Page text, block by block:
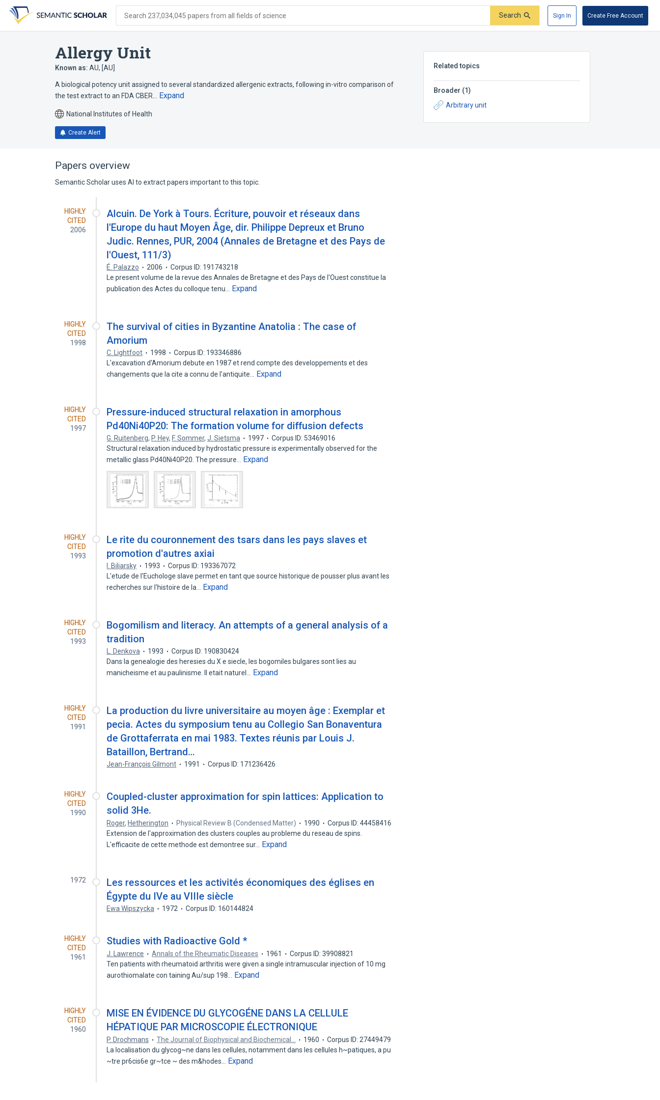
search
form
content
account
menu
Search 237,034,045 papers from all fields of science Search Sign In Create Free Account
Allergy Unit
Known as: AU, [AU]
A biological potency unit assigned to several standardized allergenic extracts, following in-vitro comparison of
the test extract to an FDA CBER…
Expand
National Institutes of Health
Create Alert
Related topics
Broader (1)
Arbitrary unit
Papers overview
Semantic Scholar uses AI to extract papers important to this topic.
HIGHLY
CITED
2006
Alcuin. De York à Tours. Écriture, pouvoir et réseaux dans
l'Europe du haut Moyen Âge, dir. Philippe Depreux et Bruno
Judic. Rennes, PUR, 2004 (Annales de Bretagne et des Pays de
l'Ouest, 111/3)
É. Palazzo 2006
Corpus ID: 191743218
Le present volume de la revue des Annales de Bretagne et des Pays de l'Ouest constitue la
publication des Actes du colloque tenu…
Expand
HIGHLY
CITED
1998
The survival of cities in Byzantine Anatolia : The case of
Amorium
C. Lightfoot 1998
Corpus ID: 193346886
L'excavation d'Amorium debute en 1987 et rend compte des developpements et des
changements que la cite a connu de l'antiquite…
Expand
HIGHLY
CITED
1997
Pressure-induced structural relaxation in amorphous
Pd40Ni40P20: The formation volume for diffusion defects
G. Ruitenberg, P. Hey, F. Sommer,J. Sietsma 1997
Corpus ID: 53469016
Structural relaxation induced by hydrostatic pressure is experimentally observed for the
metallic glass Pd40Ni40P20. The pressure…
Expand
HIGHLY
CITED
1993
Le rite du couronnement des tsars dans les pays slaves et
promotion d'autres axiai
I. Biliarsky 1993
Corpus ID: 193367072
L'etude de l'Euchologe slave permet en tant que source historique de pousser plus avant les
recherches sur l'histoire de la…
Expand
HIGHLY
CITED
1993
Bogomilism and literacy. An attempts of a general analysis of a
tradition
L. Denkova 1993
Corpus ID: 190830424
Dans la genealogie des heresies du X e siecle, les bogomiles bulgares sont lies au
manicheisme et au paulinisme. Il etait naturel…
Expand
HIGHLY
CITED
1991
La production du livre universitaire au moyen âge : Exemplar et
pecia. Actes du symposium tenu au Collegio San Bonaventura
de Grottaferrata en mai 1983. Textes réunis par Louis J.
Bataillon, Bertrand…
Jean-François Gilmont 1991 Corpus ID: 171236426
HIGHLY
CITED
1990
Coupled-cluster approximation for spin lattices: Application to
solid 3He.
Roger, Hetherington Physical Review B (Condensed Matter) 1990
Corpus ID: 44458416
Extension de l'approximation des clusters couples au probleme du reseau de spins.
L'efficacite de cette methode est demontree sur…
Expand
1972
Les ressources et les activités économiques des églises en
Égypte du IVe au VIIIe siècle
Ewa Wipszycka 1972 Corpus ID: 160144824
HIGHLY
CITED
1961
Studies with Radioactive Gold *
J. Lawrence Annals of the Rheumatic Diseases 1961
Corpus ID: 39908821
Ten patients with rheumatoid arthritis were given a single intramuscular injection of 10 mg
aurothiomalate con taining Au/sup 198…
Expand
HIGHLY
CITED
1960
MISE EN ÉVIDENCE DU GLYCOGÉNE DANS LA CELLULE
HÉPATIQUE PAR MICROSCOPIE ÉLECTRONIQUE
P. Drochmans The Journal of Biophysical and Biochemical… 1960
Corpus ID: 27449479
La localisation du glycog~ne dans les cellules, notamment dans les cellules h~patiques, a pu
~tre pr6cis6e gr~tce ~ des m&hodes…
Expand